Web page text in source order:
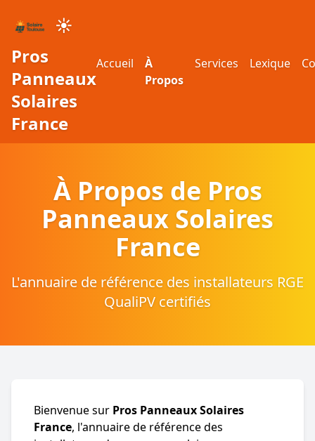
☀️
Pros
Panneaux
Solaires
France
Accueil
À
Propos
Services Lexique
À Propos de Pros
Panneaux Solaires
France
L'annuaire de référence des installateurs RGE
QualiPV certifiés
Bienvenue sur Pros Panneaux Solaires
France, l'annuaire de référence des